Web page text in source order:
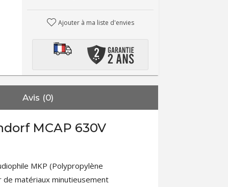
Ajouter à ma liste d'envies
Avis (0)
MCAP 630V
MKP (Polypropylène
matériaux minutieusement